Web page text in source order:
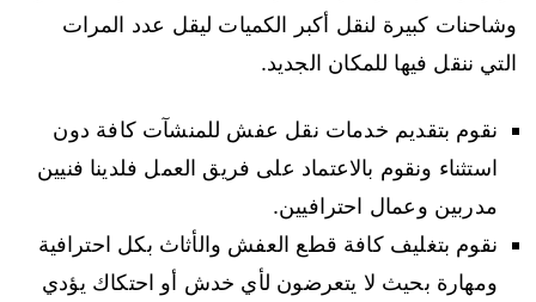
وشاحنات كبيرة لنقل أكبر الكميات ليقل عدد المرات
التي ننقل فيها للمكان الجديد.
نقوم بتقديم خدمات نقل عفش للمنشآت كافة دون
استثناء ونقوم بالاعتماد على فريق العمل فلدينا فنيين
مدربين وعمال احترافيين.
نقوم بتغليف كافة قطع العفش والأثاث بكل احترافية
ومهارة بحيث لا يتعرضون لأي خدش أو احتكاك يؤدي